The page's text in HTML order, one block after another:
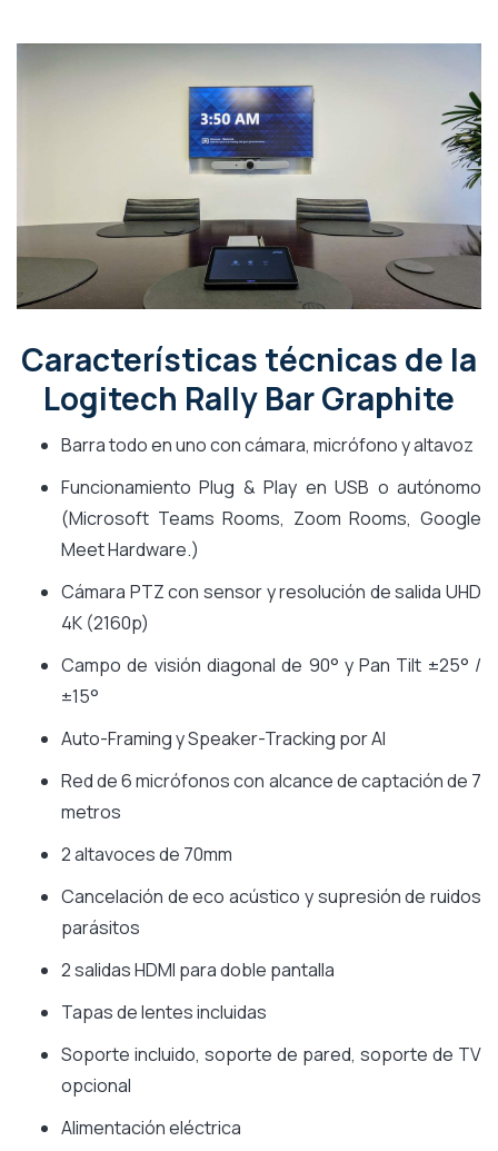
Características técnicas de la
Logitech Rally Bar Graphite
Barra todo en uno con cámara, micrófono y altavoz
Funcionamiento Plug & Play en USB o autónomo
(Microsoft Teams Rooms, Zoom Rooms, Google
Meet Hardware.)
Cámara PTZ con sensor y resolución de salida UHD
4K (2160p)
Campo de visión diagonal de 90° y Pan Tilt ±25° /
±15°
Auto-Framing y Speaker-Tracking por AI
Red de 6 micrófonos con alcance de captación de 7
metros
2 altavoces de 70mm
Cancelación de eco acústico y supresión de ruidos
parásitos
2 salidas HDMI para doble pantalla
Tapas de lentes incluidas
Soporte incluido, soporte de pared, soporte de TV
opcional
Alimentación eléctrica